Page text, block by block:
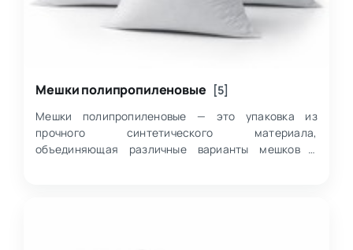
Мешки полипропиленовые
[5]
Мешки полипропиленовые — это упаковка из
прочного синтетического материала,
объединяющая различные варианты мешков и